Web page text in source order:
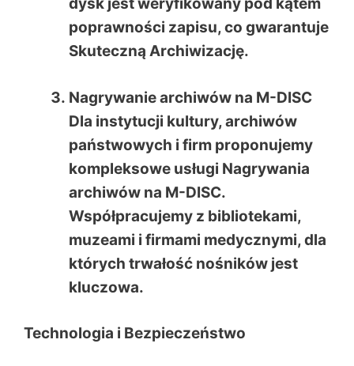
poprawności zapisu, co gwarantuje
Skuteczną Archiwizację.
Nagrywanie archiwów na M-DISC
Dla instytucji kultury, archiwów
państwowych i firm proponujemy
kompleksowe usługi Nagrywania
archiwów na M-DISC.
Współpracujemy z bibliotekami,
muzeami i firmami medycznymi, dla
których trwałość nośników jest
kluczowa.
Technologia i Bezpieczeństwo